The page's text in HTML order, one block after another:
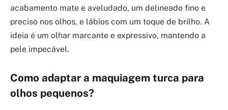
acabamento mate e aveludado, um delineado fino e
preciso nos olhos, e lábios com um toque de brilho. A
ideia é um olhar marcante e expressivo, mantendo a
pele impecável.
Como adaptar a maquiagem turca para
olhos pequenos?